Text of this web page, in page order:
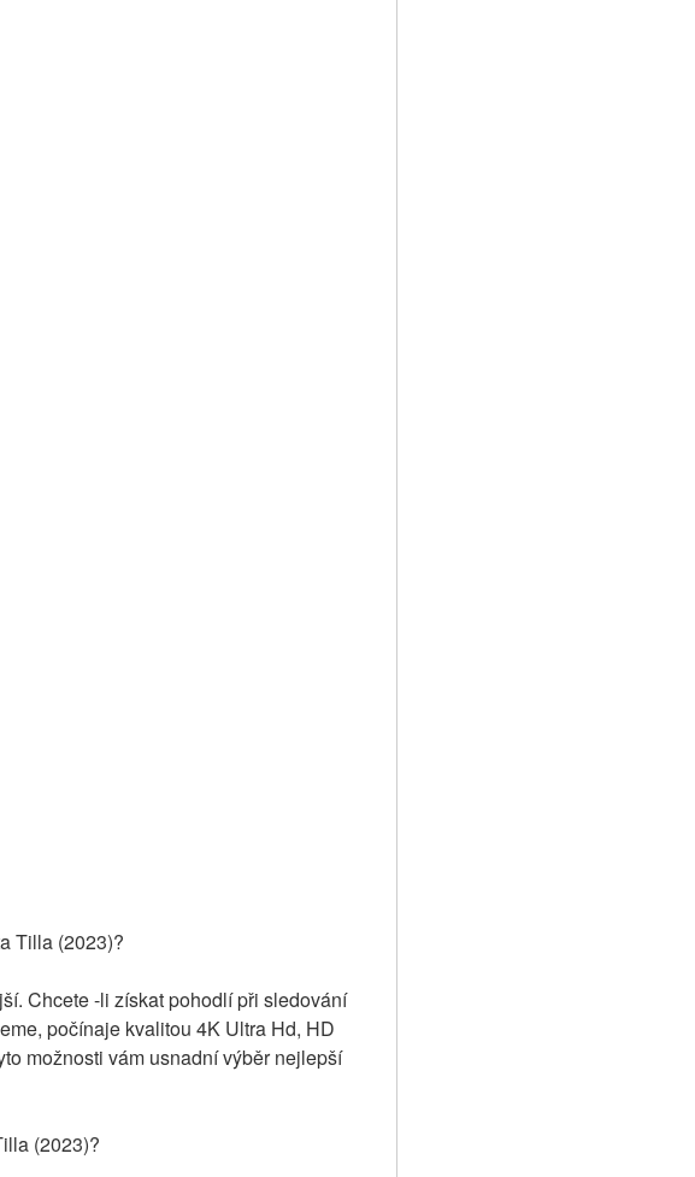
Tilla (2023)?
Chcete -li získat pohodlí při sledování
počínaje kvalitou 4K Ultra Hd, HD
možnosti vám usnadní výběr nejlepší
(2023)?